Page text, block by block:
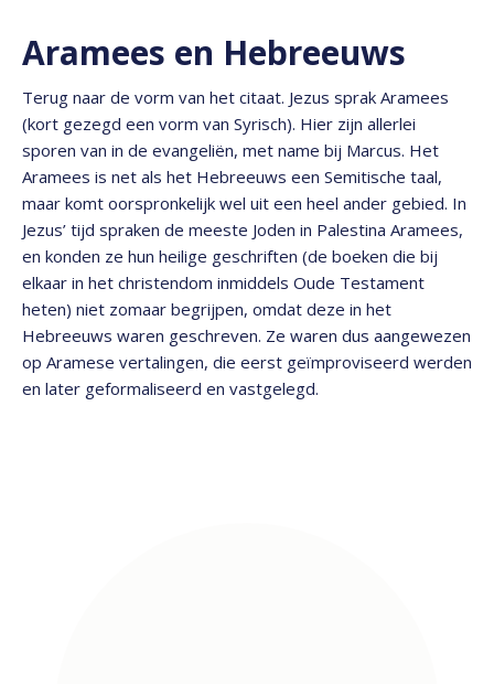
Aramees en Hebreeuws
Terug naar de vorm van het citaat. Jezus sprak Aramees
(kort gezegd een vorm van Syrisch). Hier zijn allerlei
sporen van in de evangeliën, met name bij Marcus. Het
Aramees is net als het Hebreeuws een Semitische taal,
maar komt oorspronkelijk wel uit een heel ander gebied. In
Jezus’ tijd spraken de meeste Joden in Palestina Aramees,
en konden ze hun heilige geschriften (de boeken die bij
elkaar in het christendom inmiddels Oude Testament
heten) niet zomaar begrijpen, omdat deze in het
Hebreeuws waren geschreven. Ze waren dus aangewezen
op Aramese vertalingen, die eerst geïmproviseerd werden
en later geformaliseerd en vastgelegd.